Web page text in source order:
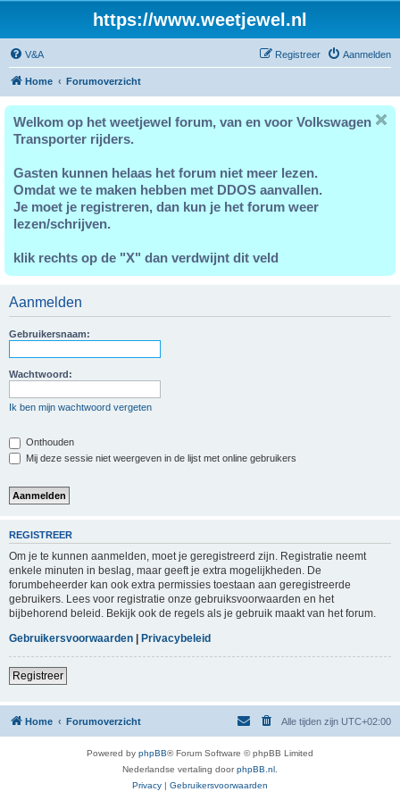
https://www.weetjewel.nl
V&A Aanmelden
Registreer
Home Forumoverzicht
Welkom op het weetjewel forum, van en voor Volkswagen
Transporter rijders.
Gasten kunnen helaas het forum niet meer lezen.
Omdat we te maken hebben met DDOS aanvallen.
Je moet je registreren, dan kun je het forum weer
lezen/schrijven.
klik rechts op de "X" dan verdwijnt dit veld
Aanmelden
Gebruikersnaam:
Wachtwoord:
Ik ben mijn wachtwoord vergeten
Onthouden
Mij deze sessie niet weergeven in de lijst met online gebruikers
REGISTREER
Om je te kunnen aanmelden, moet je geregistreerd zijn. Registratie neemt
enkele minuten in beslag, maar geeft je extra mogelijkheden. De
forumbeheerder kan ook extra permissies toestaan aan geregistreerde
gebruikers. Lees voor registratie onze gebruiksvoorwaarden en het
bijbehorend beleid. Bekijk ook de regels als je gebruik maakt van het forum.
Gebruikersvoorwaarden | Privacybeleid
Registreer
Home Forumoverzicht Alle tijden zijn UTC+02:00
Powered by phpBB® Forum Software © phpBB Limited
Nederlandse vertaling doorphpBB.nl
Privacy | Gebruikersvoorwaarden